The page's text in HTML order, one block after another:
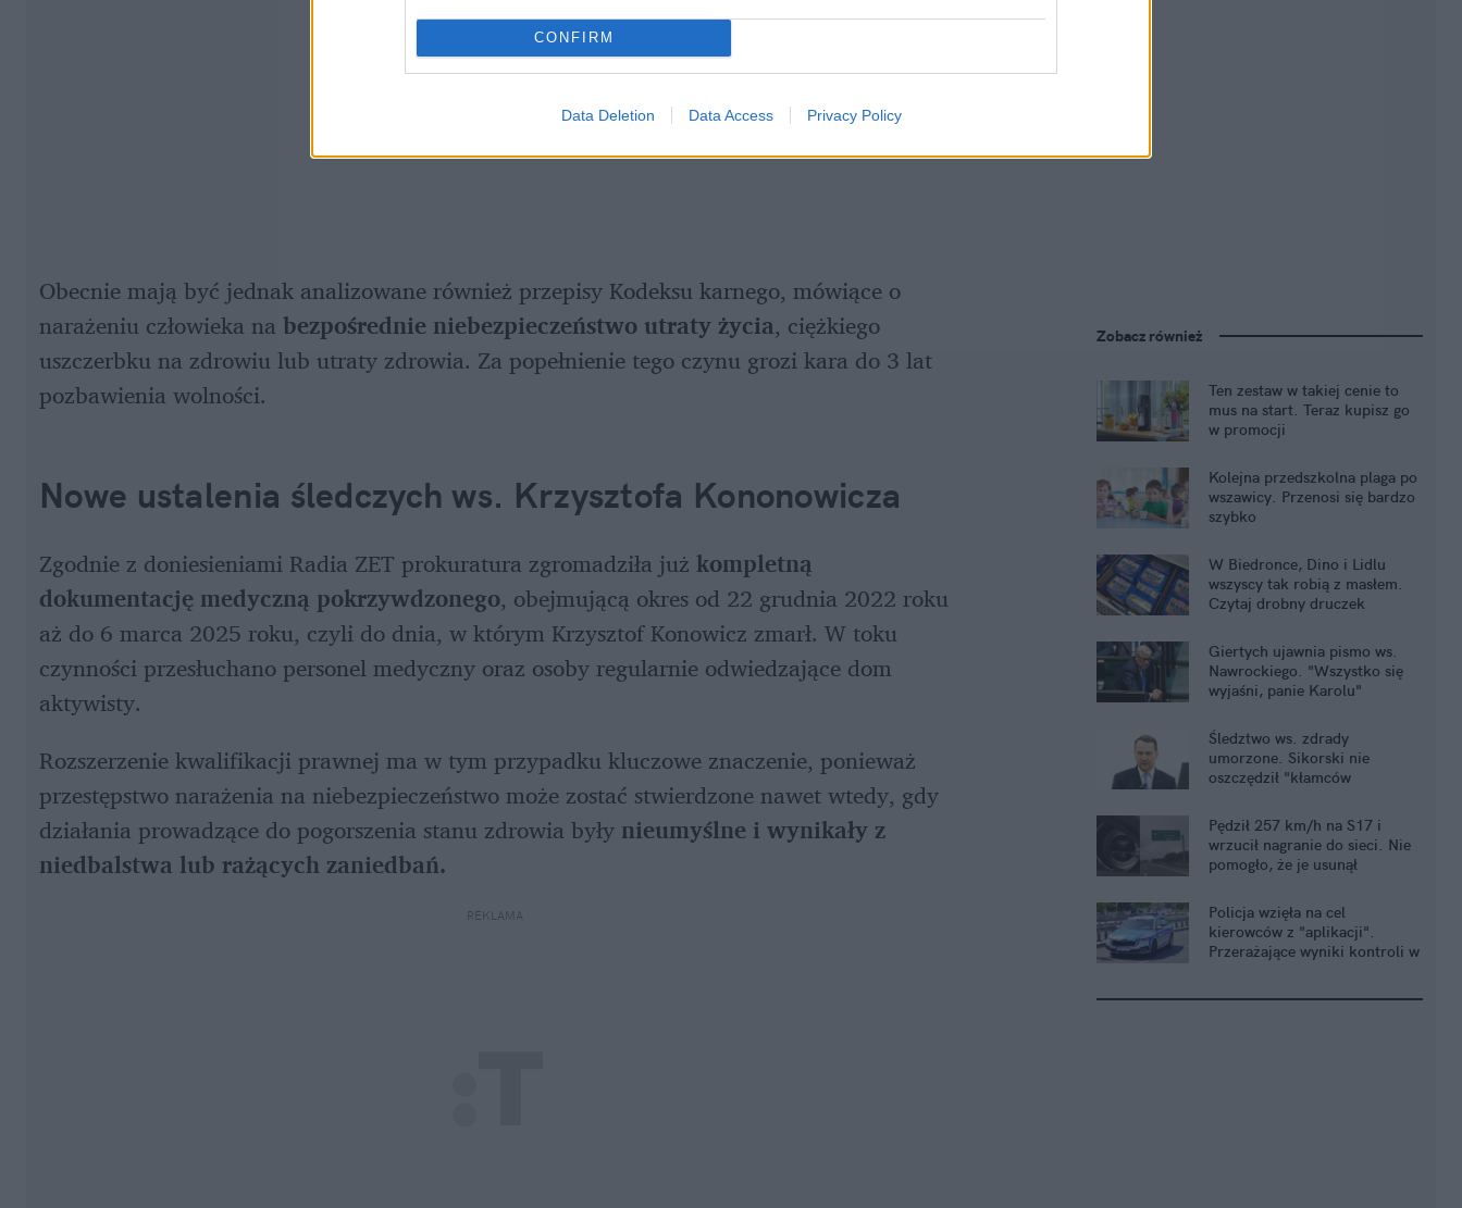
CONFIRM
Data Deletion Data Access Privacy Policy
Obecnie mają być jednak analizowane również przepisy Kodeksu karnego, mówiące o
narażeniu człowieka na bezpośrednie niebezpieczeństwo utraty życia, ciężkiego
uszczerbku na zdrowiu lub utraty zdrowia. Za popełnienie tego czynu grozi kara do 3 lat
pozbawienia wolności.
Nowe ustalenia śledczych ws. Krzysztofa Kononowicza
Zgodnie z doniesieniami Radia ZET prokuratura zgromadziła już kompletną
dokumentację medyczną pokrzywdzonego, obejmującą okres od 22 grudnia 2022 roku
aż do 6 marca 2025 roku, czyli do dnia, w którym Krzysztof Konowicz zmarł. W toku
czynności przesłuchano personel medyczny oraz osoby regularnie odwiedzające dom
aktywisty.
Rozszerzenie kwalifikacji prawnej ma w tym przypadku kluczowe znaczenie, ponieważ
przestępstwo narażenia na niebezpieczeństwo może zostać stwierdzone nawet wtedy, gdy
działania prowadzące do pogorszenia stanu zdrowia były nieumyślne i wynikały z
niedbalstwa lub rażących zaniedbań.
REKLAMA
Zobacz również
Ten zestaw w takiej cenie to
mus na start. Teraz kupisz go
w promocji
Kolejna przedszkolna plaga po
wszawicy. Przenosi się bardzo
szybko
W Biedronce, Dino i Lidlu
wszyscy tak robią z masłem.
Czytaj drobny druczek
Giertych ujawnia pismo ws.
Nawrockiego. "Wszystko się
wyjaśni, panie Karolu"
Śledztwo ws. zdrady
umorzone. Sikorski nie
oszczędził "kłamców
Pędził 257 km/h na S17 i
wrzucił nagranie do sieci. Nie
pomogło, że je usunął
Policja wzięła na cel
kierowców z "aplikacji".
Przerażające wyniki kontroli w